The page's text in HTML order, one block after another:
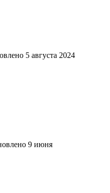
5 августа 2024
9 июня